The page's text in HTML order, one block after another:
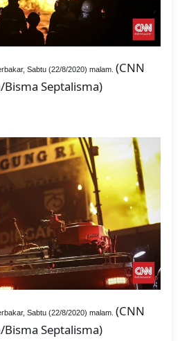
Sabtu (22/8/2020) malam. (CNN
Septalisma)
Sabtu (22/8/2020) malam. (CNN
Septalisma)